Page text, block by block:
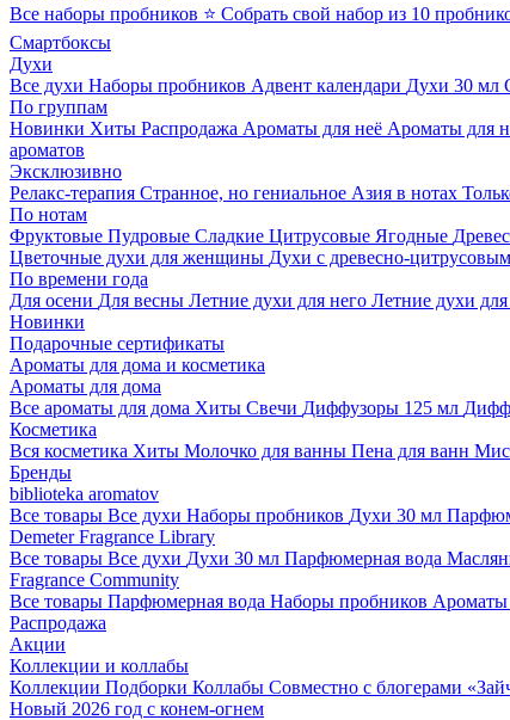
Все наборы пробников ⭐ Собрать свой набор из 10
Смартбоксы
Духи
Все духи Наборы пробников Адвент календари Духи 30 мл
По группам
Новинки Хиты Распродажа Ароматы для неё Ароматы для
ароматов
Эксклюзивно
Релакс-терапия Странное, но гениальное Азия в нотах
По нотам
Фруктовые Пудровые Сладкие Цитрусовые Ягодные
Цветочные духи для женщины Духи с древесно-
По времени года
Для осени Для весны Летние духи для него Летние духи для
Новинки
Подарочные сертификаты
Ароматы для дома и косметика
Ароматы для дома
Все ароматы для дома Хиты Свечи Диффузоры 125 мл
Косметика
Вся косметика Хиты Молочко для ванны Пена для ванн
Бренды
biblioteka aromatov
Все товары Все духи Наборы пробников Духи 30 мл
Demeter Fragrance Library
Все товары Все духи Духи 30 мл Парфюмерная вода
Fragrance Community
Все товары Парфюмерная вода Наборы пробников Ароматы
Распродажа
Акции
Коллекции и коллабы
Коллекции Подборки Коллабы Совместно с блогерами
Новый 2026 год с конем-огнем